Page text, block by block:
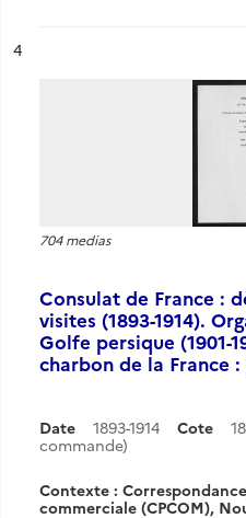
n°
4
704 medias
Consulat de France :
visites (1893-1914).
Golfe persique (1901-
charbon de la France
Date 1893-1914 Cote
commande)
Contexte :
commerciale (CPCOM),